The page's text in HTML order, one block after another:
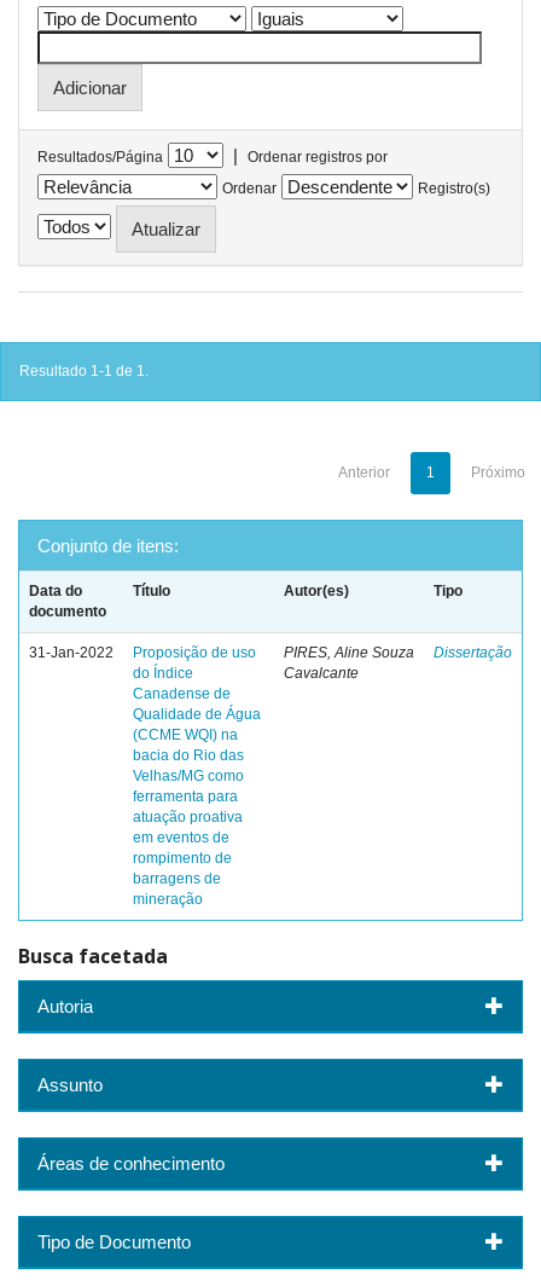
Resultados/Página |
Ordenar registros por
Ordenar
Registro(s)
Resultado 1-1 de 1.
Anterior 1 Próximo
Conjunto de itens:
Data do
documento
Título Autor(es) Tipo
31-Jan-2022
Proposição de uso
do Índice
Canadense de
Qualidade de Água
(CCME WQI) na
bacia do Rio das
Velhas/MG como
ferramenta para
atuação proativa
em eventos de
rompimento de
barragens de
mineração
PIRES, Aline Souza
Cavalcante
Dissertação
Busca facetada
Autoria
Assunto
Áreas de conhecimento
Tipo de Documento